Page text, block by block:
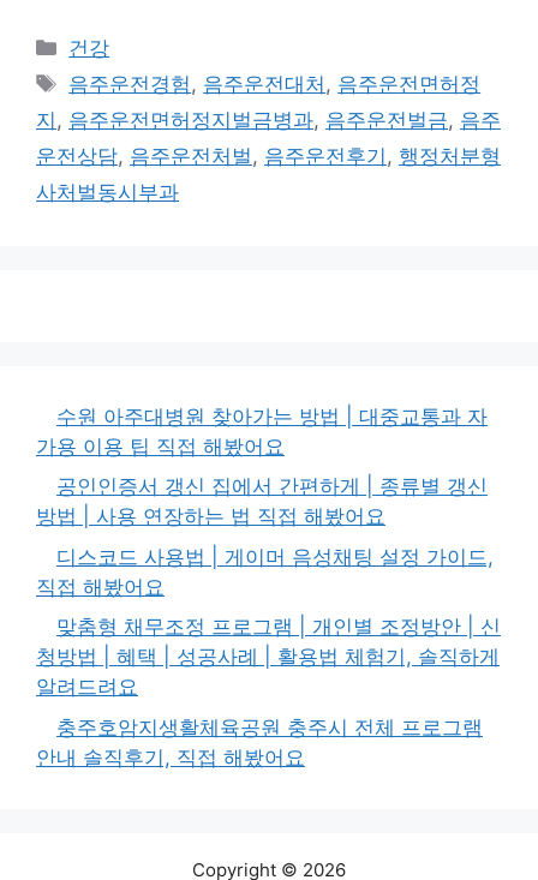
카
테
고
리
건강
태
그
음주운전경험 , 음주운전대처 , 음주운전면허정
지 , 음주운전면허정지벌금병과, 음주운전벌금, 음주
운전상담, 음주운전처벌 , 음주운전후기 , 행정처분형
사처벌동시부과
수원 아주대병원 찾아가는 방법 | 대중교통과 자
가용 이용 팁 직접 해봤어요
공인인증서 갱신 집에서 간편하게 | 종류별 갱신
방법 | 사용 연장하는 법 직접 해봤어요
디스코드 사용법 | 게이머 음성채팅 설정 가이드,
직접 해봤어요
맞춤형 채무조정 프로그램 | 개인별 조정방안 | 신
청방법 | 혜택 | 성공사례 | 활용법 체험기, 솔직하게
알려드려요
충주호암지생활체육공원 충주시 전체 프로그램
안내 솔직후기, 직접 해봤어요
Copyright © 2026